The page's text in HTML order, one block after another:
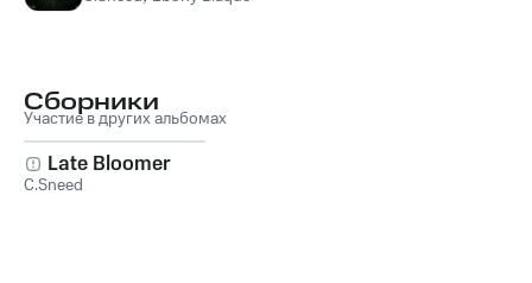
Сборники
Участие в других альбомах
Late Bloomer
C.Sneed